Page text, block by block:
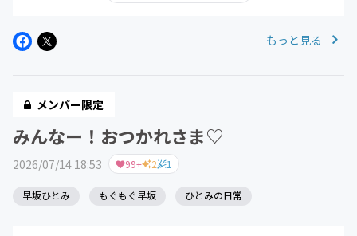
もっと見る
メンバー限定
みんなー！おつかれさま♡
2026/07/14 18:53 99+ 2 1
早坂ひとみ もぐもぐ早坂 ひとみの日常